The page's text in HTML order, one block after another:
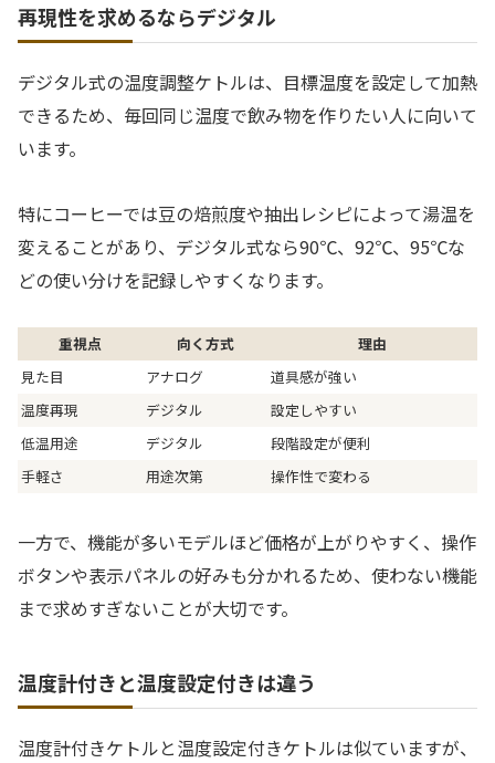
再現性を求めるならデジタル
デジタル式の温度調整ケトルは、目標温度を設定して加熱
できるため、毎回同じ温度で飲み物を作りたい人に向いて
います。
特にコーヒーでは豆の焙煎度や抽出レシピによって湯温を
変えることがあり、デジタル式なら90℃、92℃、95℃な
どの使い分けを記録しやすくなります。
重視点 向く方式
理由
見た目
アナログ
道具感が強い
温度再現
デジタル
設定しやすい
低温用途
デジタル
段階設定が便利
手軽さ
用途次第 操作性で変わる
一方で、機能が多いモデルほど価格が上がりやすく、操作
ボタンや表示パネルの好みも分かれるため、使わない機能
まで求めすぎないことが大切です。
温度計付きと温度設定付きは違う
温度計付きケトルと温度設定付きケトルは似ていますが、